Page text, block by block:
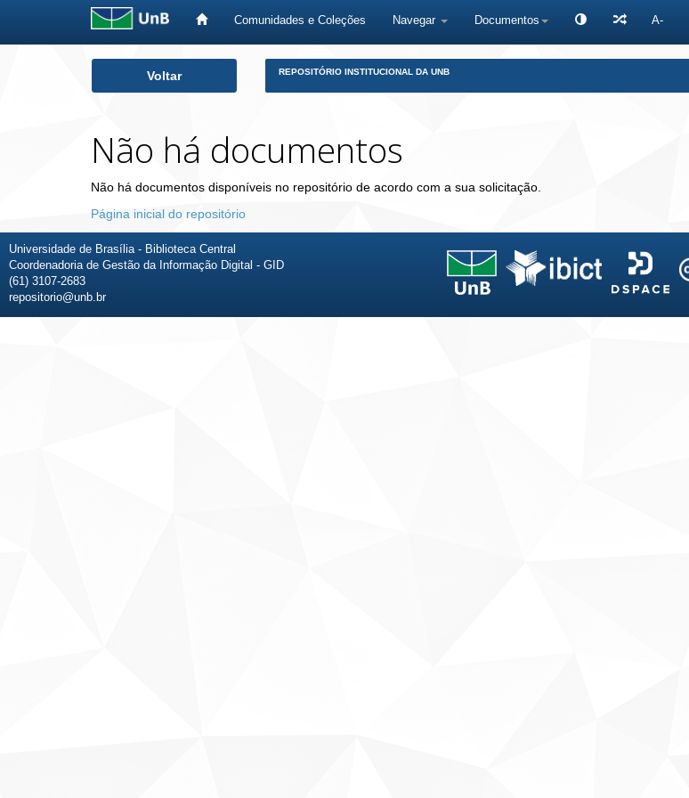
Comunidades e Coleções Navegar Documentos A-
Voltar REPOSITÓRIO INSTITUCIONAL DA UNB
Não há documentos
Não há documentos disponíveis no repositório de acordo com a sua solicitação.
Página inicial do repositório
Universidade de Brasília - Biblioteca Central
Coordenadoria de Gestão da Informação Digital - GID
(61) 3107-2683
repositorio@unb.br